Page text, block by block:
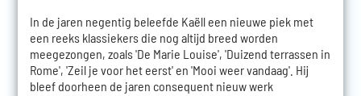
In de jaren negentig beleefde Kaëll een nieuwe piek met
een reeks klassiekers die nog altijd breed worden
meegezongen, zoals 'De Marie Louise', 'Duizend terrassen in
Rome', 'Zeil je voor het eerst' en 'Mooi weer vandaag'. Hij
bleef doorheen de jaren consequent nieuw werk